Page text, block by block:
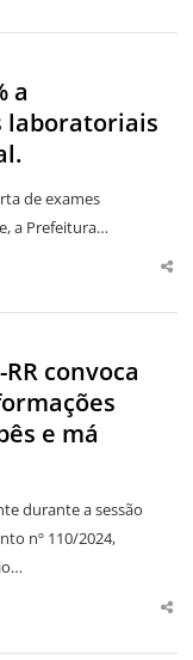
a
laboratoriais
de exames
a Prefeitura…
convoca
e má
durante a sessão
nº 110/2024,